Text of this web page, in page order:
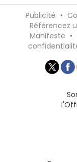
Publicité •
Référencez
Manifeste •